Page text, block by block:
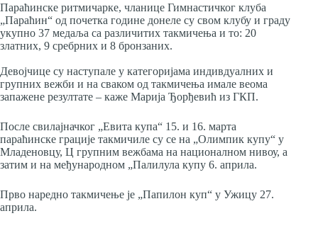
Параћинске ритмичарке, чланице Гимнастичког клуба
„Параћин“ од почетка године донеле су свом клубу и граду
укупно 37 медаља са различитих такмичења и то: 20
златних, 9 сребрних и 8 бронзаних.
Девојчице су наступале у категоријама индивдуалних и
групних вежби и на сваком од такмичења имале веома
запажене резултате – каже Марија Ђорђевић из ГКП.
После свилајначког „Евита купа“ 15. и 16. марта
параћинске грације такмичиле су се на „Олимпик купу“ у
Младеновцу, Ц групним вежбама на националном нивоу, а
затим и на међународном „Палилула купу 6. априла.
Прво наредно такмичење је „Папилон куп“ у Ужицу 27.
априла.